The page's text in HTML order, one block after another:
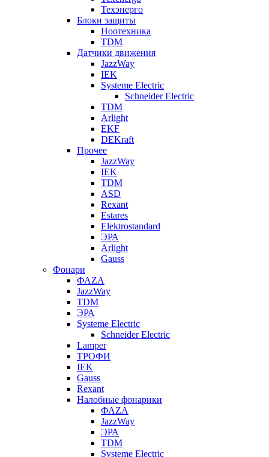
Техэнерго
Блоки защиты
Ноотехника
TDM
Датчики движения
JazzWay
IEK
Systeme Electric
Schneider Electric
TDM
Arlight
EKF
DEKraft
Прочее
JazzWay
IEK
TDM
ASD
Rexant
Estares
Elektrostandard
ЭРА
Arlight
Gauss
Фонари
ФАZА
JazzWay
TDM
ЭРА
Systeme Electric
Schneider Electric
Lamper
ТРОФИ
IEK
Gauss
Rexant
Налобные фонарики
ФАZА
JazzWay
ЭРА
TDM
Systeme Electric